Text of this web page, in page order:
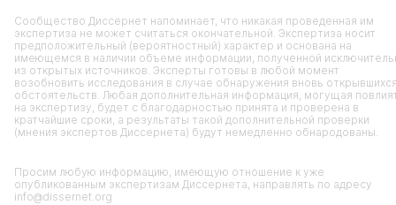
Сообщество Диссернет напоминает, что никакая проведенная им
экспертиза не может считаться окончательной. Экспертиза носит
предположительный (вероятностный) характер и основана на
имеющемся в наличии объеме информации, полученной
из открытых источников. Эксперты готовы в любой момент
возобновить исследования в случае обнаружения вновь
обстоятельств. Любая дополнительная информация, могущая
на экспертизу, будет с благодарностью принята и проверена в
кратчайшие сроки, а результаты такой дополнительной проверки
(мнения экспертов Диссернета) будут немедленно обнародованы.
Просим любую информацию, имеющую отношение к уже
опубликованным экспертизам Диссернета, направлять по адресу
info@dissernet.org